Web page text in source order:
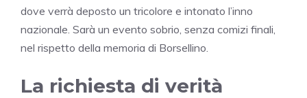
dove verrà deposto un tricolore e intonato l’inno
nazionale. Sarà un evento sobrio, senza comizi finali,
nel rispetto della memoria di Borsellino.
La richiesta di verità